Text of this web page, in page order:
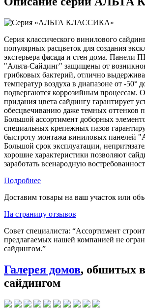
Серия классического винилового
популярных расцветок для создания
экстерьера фасада и стен дома. Панели
"Альта-Сайдинг" защищены от
грибковых бактерий, отлично
температур воздуха в диапазоне от -50°
подвергаются коррозийным процессам.
придания цвета сайдингу гарантирует
обесцвечиванию даже темных оттенков
Большой ассортимент доборных
специальных крепежных пазов
быстроту монтажа виниловых панелей
Большой срок эксплуатации,
хорошие характеристики позволяют
заработать всенародную
Подробнее
Доставим товары на ваш участок или
На страницу отзывов
Совет специалиста: “Ассортимент
предлагаемых нашей компанией не
сайдингом.”
Галерея домов, обшитых
сайдингом